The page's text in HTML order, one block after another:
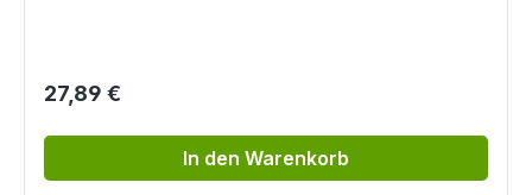
Regulärer Preis:
27,89 €
In den Warenkorb